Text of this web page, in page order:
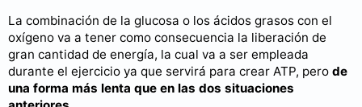
La combinación de la glucosa o los ácidos grasos con el
oxígeno va a tener como consecuencia la liberación de
gran cantidad de energía, la cual va a ser empleada
durante el ejercicio ya que servirá para crear ATP, pero de
una forma más lenta que en las dos situaciones